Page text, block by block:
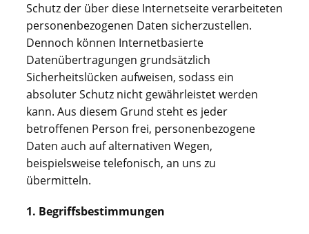
Schutz der über diese Internetseite verarbeiteten
personenbezogenen Daten sicherzustellen.
Dennoch können Internetbasierte
Datenübertragungen grundsätzlich
Sicherheitslücken aufweisen, sodass ein
absoluter Schutz nicht gewährleistet werden
kann. Aus diesem Grund steht es jeder
betroffenen Person frei, personenbezogene
Daten auch auf alternativen Wegen,
beispielsweise telefonisch, an uns zu
übermitteln.
1. Begriffsbestimmungen